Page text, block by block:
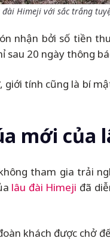
đài Himeji với sắc trắng
nhận bởi số tiền
sau 20 ngày thông
tính cũng là bí
mới của
tham gia trải
lâu đài Himeji đã
khách được chở